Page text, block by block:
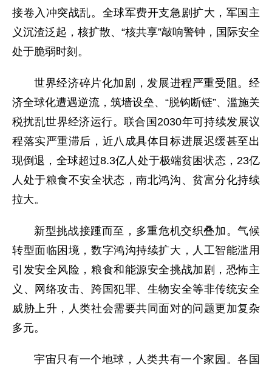
接卷入冲突战乱。全球军费开支急剧扩大，军国主
义沉渣泛起，核扩散、“核共享”敲响警钟，国际安全
处于脆弱时刻。
世界经济碎片化加剧，发展进程严重受阻。经
济全球化遭遇逆流，筑墙设垒、“脱钩断链”、滥施关
税扰乱世界经济运行。联合国2030年可持续发展议
程落实严重滞后，近八成具体目标进展迟缓甚至出
现倒退，全球超过8.3亿人处于极端贫困状态，23亿
人处于粮食不安全状态，南北鸿沟、贫富分化持续
拉大。
新型挑战接踵而至，多重危机交织叠加。气候
转型面临困境，数字鸿沟持续扩大，人工智能滥用
引发安全风险，粮食和能源安全挑战加剧，恐怖主
义、网络攻击、跨国犯罪、生物安全等非传统安全
威胁上升，人类社会需要共同面对的问题更加复杂
多元。
宇宙只有一个地球，人类共有一个家园。各国